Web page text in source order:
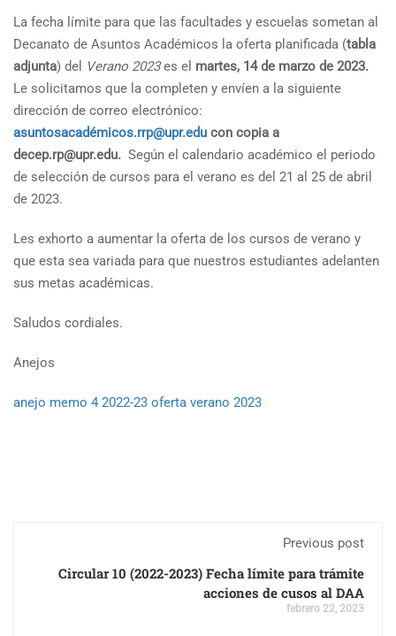
La fecha límite para que las facultades y escuelas sometan al
Decanato de Asuntos Académicos la oferta planificada (tabla
adjunta) del Verano 2023es el martes, 14 de marzo de 2023.
Le solicitamos que la completen y envíen a la siguiente
dirección de correo electrónico:
asuntosacadémicos.rrp@upr.edu con copia a
decep.rp@upr.edu. Según el calendario académico el periodo
de selección de cursos para el verano es del 21 al 25 de abril
de 2023.
Les exhorto a aumentar la oferta de los cursos de verano y
que esta sea variada para que nuestros estudiantes adelanten
sus metas académicas.
Saludos cordiales.
Anejos
anejo memo 4 2022-23 oferta verano 2023
Previous post
Circular 10 (2022-2023) Fecha límite para trámite
acciones de cusos al DAA
febrero 22, 2023